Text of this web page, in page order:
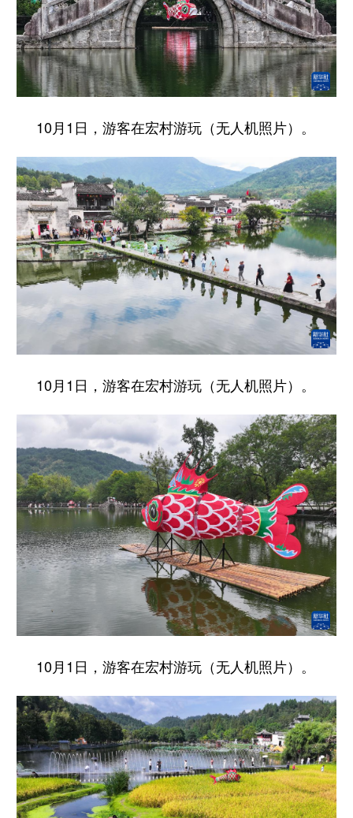
Русский язык 日本語 한국어
Deutsch Português
10月1日，游客在宏村游玩（无人机照片）。
10月1日，游客在宏村游玩（无人机照片）。
10月1日，游客在宏村游玩（无人机照片）。